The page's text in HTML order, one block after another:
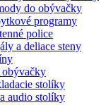
do obývačky
programy
police
a deliace steny
stolíky
audio stolíky